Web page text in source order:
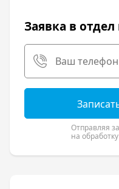
Заявка в
Отправляя
на